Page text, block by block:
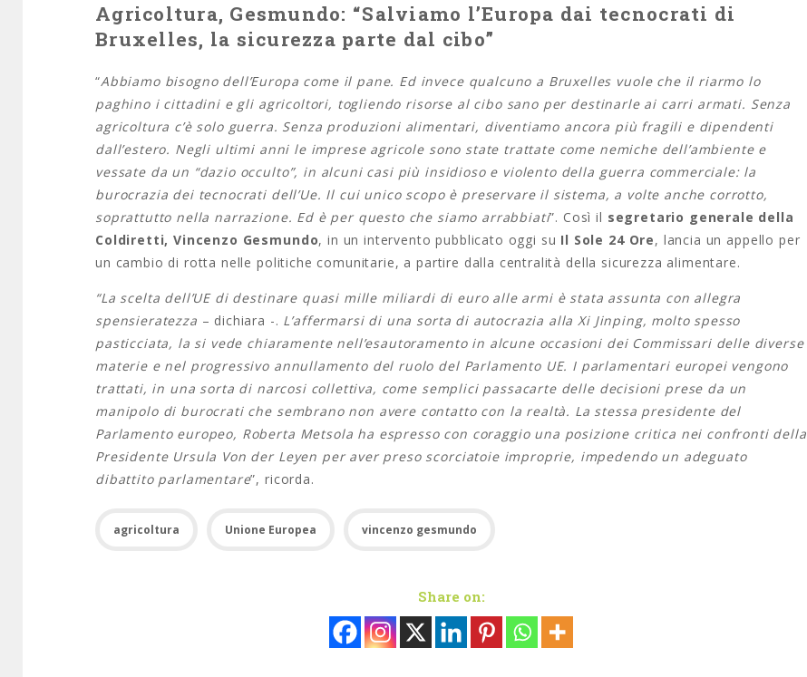
Agricoltura, Gesmundo: “Salviamo l’Europa dai tecnocrati di
Bruxelles, la sicurezza parte dal cibo”
“Abbiamo bisogno dell’Europa come il pane. Ed invece qualcuno a Bruxelles vuole che il riarmo lo
paghino i cittadini e gli agricoltori, togliendo risorse al cibo sano per destinarle ai carri armati. Senza
agricoltura c’è solo guerra. Senza produzioni alimentari, diventiamo ancora più fragili e dipendenti
dall’estero. Negli ultimi anni le imprese agricole sono state trattate come nemiche dell’ambiente e
vessate da un “dazio occulto”, in alcuni casi più insidioso e violento della guerra commerciale: la
burocrazia dei tecnocrati dell’Ue. Il cui unico scopo è preservare il sistema, a volte anche corrotto,
soprattutto nella narrazione. Ed è per questo che siamo arrabbiati”. Così il segretario generale della
Coldiretti, Vincenzo Gesmundo, in un intervento pubblicato oggi su Il Sole 24 Ore, lancia un appello per
un cambio di rotta nelle politiche comunitarie, a partire dalla centralità della sicurezza alimentare.
“La scelta dell’UE di destinare quasi mille miliardi di euro alle armi è stata assunta con allegra
spensieratezza – dichiara -. L’affermarsi di una sorta di autocrazia alla Xi Jinping, molto spesso
pasticciata, la si vede chiaramente nell’esautoramento in alcune occasioni dei Commissari delle diverse
materie e nel progressivo annullamento del ruolo del Parlamento UE. I parlamentari europei vengono
trattati, in una sorta di narcosi collettiva, come semplici passacarte delle decisioni prese da un
manipolo di burocrati che sembrano non avere contatto con la realtà. La stessa presidente del
Parlamento europeo, Roberta Metsola ha espresso con coraggio una posizione critica nei confronti della
Presidente Ursula Von der Leyen per aver preso scorciatoie improprie, impedendo un adeguato
dibattito parlamentare”, ricorda.
agricoltura Unione Europea vincenzo gesmundo
Share on: